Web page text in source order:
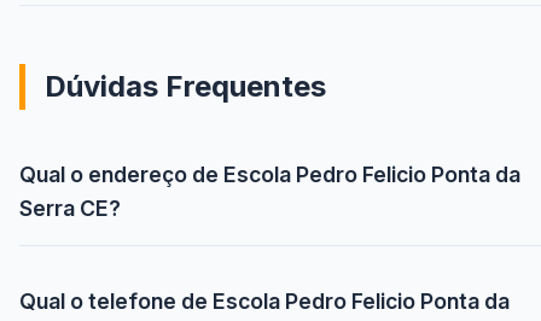
Dúvidas Frequentes
Qual o endereço de Escola Pedro Felicio Ponta da
Serra CE?
Qual o telefone de Escola Pedro Felicio Ponta da